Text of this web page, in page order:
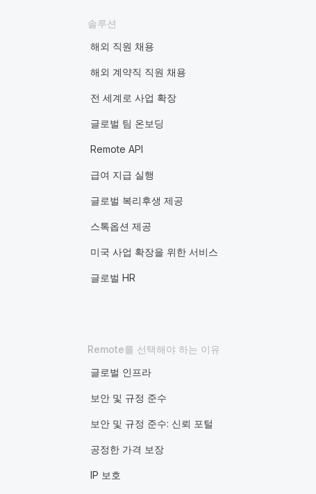
솔루션
해외 직원 채용
해외 계약직 직원 채용
전 세계로 사업 확장
글로벌 팀 온보딩
Remote API
급여 지급 실행
글로벌 복리후생 제공
스톡옵션 제공
미국 사업 확장을 위한 서비스
글로벌 HR
Remote를 선택해야 하는 이유
글로벌 인프라
보안 및 규정 준수
보안 및 규정 준수: 신뢰 포털
공정한 가격 보장
IP 보호